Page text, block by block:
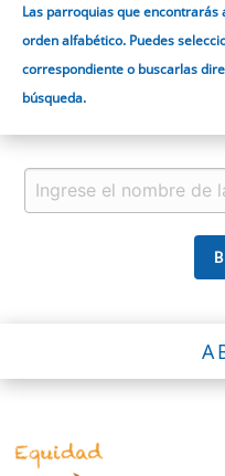
Las parroquias que
orden alfabético. Puedes
correspondiente o buscarlas
búsqueda.